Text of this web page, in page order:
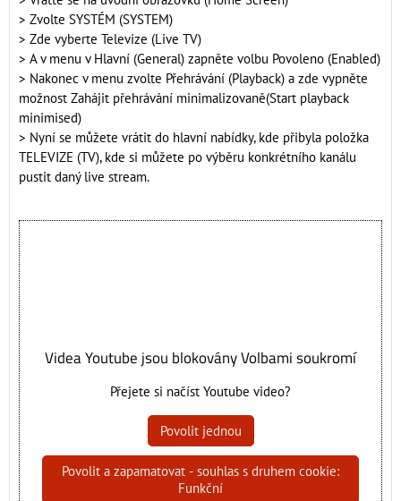
> Zvolte SYSTÉM (SYSTEM)
> Zde vyberte Televize (Live TV)
> A v menu v Hlavní (General) zapněte volbu Povoleno (Enabled)
> Nakonec v menu zvolte Přehrávání (Playback) a zde vypněte
možnost Zahájit přehrávání minimalizovaně(Start playback
minimised)
> Nyní se můžete vrátit do hlavní nabídky, kde přibyla položka
TELEVIZE (TV), kde si můžete po výběru konkrétního kanálu
pustit daný live stream.
Videa Youtube jsou blokovány Volbami soukromí
Přejete si načíst Youtube video?
Povolit jednou
Povolit a zapamatovat - souhlas s druhem cookie:
Funkční